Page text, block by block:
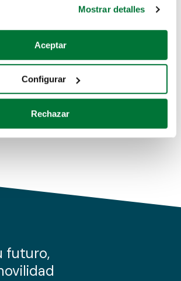
quisiéramos:
sobre su ubicación geográfica
dispositivo analizándolo activamente
específicas (huellas
sobre cómo se procesan sus
el uso que haga del sitio web con
de redes sociales, publicidad y análisis
Mostrar detalles
Aceptar
Configurar
Rechazar
mano
futuro,